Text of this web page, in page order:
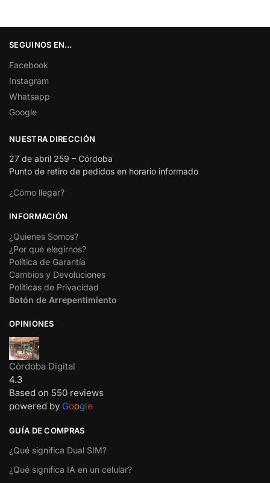
SEGUINOS EN…
Facebook
Instagram
Whatsapp
Google
NUESTRA DIRECCIÓN
27 de abril 259 – Córdoba
Punto de retiro de pedidos en horario informado
¿Cómo llegar?
INFORMACIÓN
¿Quienes Somos?
¿Por qué elegirnos?
Política de Garantía
Cambios y Devoluciones
Políticas de Privacidad
Botón de Arrepentimiento
OPINIONES
Córdoba Digital
4.3
Based on 550 reviews
powered by Google
GUÍA DE COMPRAS
¿Qué significa Dual SIM?
¿Qué significa IA en un celular?